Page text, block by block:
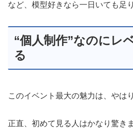
など、模型好きなら一日いても足
“個人制作”なのにレ
る
このイベント最大の魅力は、やは
正直、初めて見る人はかなり驚きま